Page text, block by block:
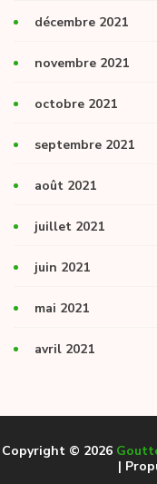
décembre 2021
novembre 2021
octobre 2021
septembre 2021
août 2021
juillet 2021
juin 2021
mai 2021
avril 2021
Copyright © 2026
|